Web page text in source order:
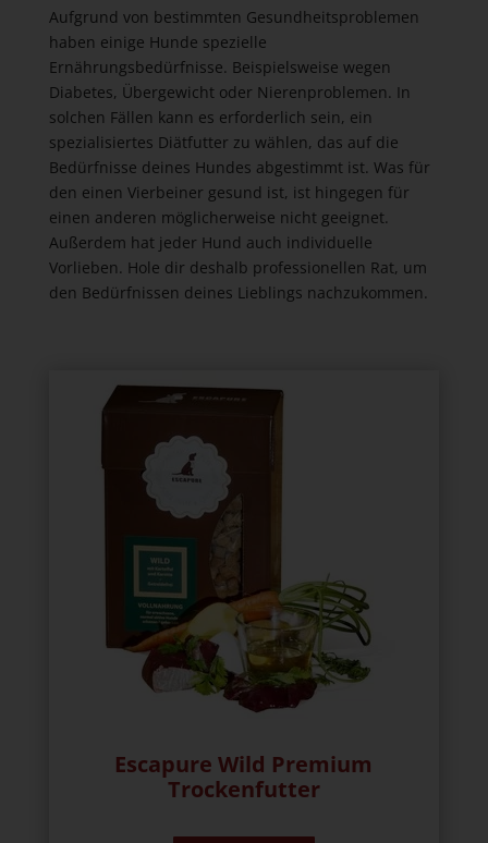
Aufgrund von bestimmten Gesundheitsproblemen
haben einige Hunde spezielle
Ernährungsbedürfnisse. Beispielsweise wegen
Diabetes, Übergewicht oder Nierenproblemen. In
solchen Fällen kann es erforderlich sein, ein
spezialisiertes Diätfutter zu wählen, das auf die
Bedürfnisse deines Hundes abgestimmt ist. Was für
den einen Vierbeiner gesund ist, ist hingegen für
einen anderen möglicherweise nicht geeignet.
Außerdem hat jeder Hund auch individuelle
Vorlieben. Hole dir deshalb professionellen Rat, um
den Bedürfnissen deines Lieblings nachzukommen.
Escapure Wild Premium
Trockenfutter